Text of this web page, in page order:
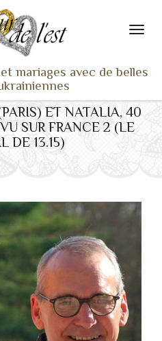
mariages avec de belles
LA TV
ET NATALIA, 40
SUR FRANCE 2 (LE
DE 13.15)